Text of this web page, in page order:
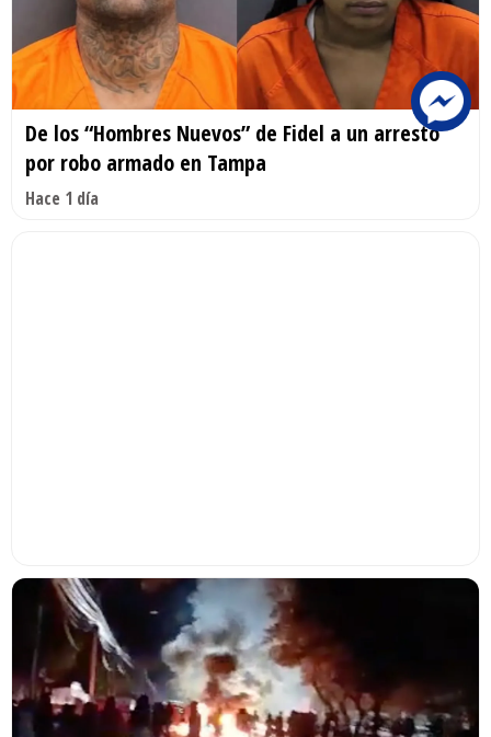
De los “Hombres Nuevos” de Fidel a un arresto
por robo armado en Tampa
Hace 1 día